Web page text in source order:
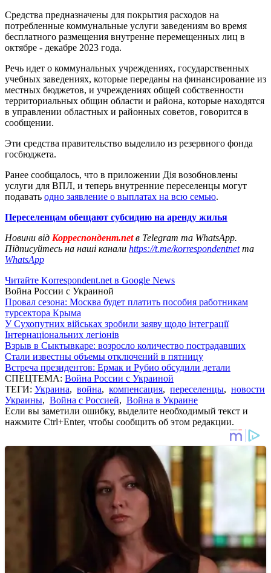
Средства предназначены для покрытия расходов на
потребленные коммунальные услуги заведениям во время
бесплатного размещения внутренне перемещенных лиц в
октябре - декабре 2023 года.
Речь идет о коммунальных учреждениях, государственных
учебных заведениях, которые переданы на финансирование из
местных бюджетов, и учреждениях общей собственности
территориальных общин области и района, которые находятся
в управлении областных и районных советов, говорится в
сообщении.
Эти средства правительство выделило из резервного фонда
госбюджета.
Ранее сообщалось, что в приложении Дія возобновлены
услуги для ВПЛ, и теперь внутренние переселенцы могут
подавать одно заявление о выплатах на всю семью.
Переселенцам обещают субсидию на аренду жилья
Новини від Корреспондент.netв Telegram та WhatsApp.
Підписуйтесь на наші канали https://t.me/korrespondentnetта
WhatsApp
Читайте Korrespondent.net в Google News
Война России с Украиной
Провал сезона: Москва будет платить пособия работникам
турсектора Крыма
У Сухопутних військах зробили заяву щодо інтеграції
Інтернаціональних легіонів
Взрыв в Сыктывкаре: возросло количество пострадавших
Стали известны объемы отключений в пятницу
Встреча президентов: Ермак и Рубио обсудили детали
СПЕЦТЕМА: Война России с Украиной
ТЕГИ: Украина, война, компенсация, переселенцы, новости
Украины, Война с Россией, Война в Украине
Если вы заметили ошибку, выделите необходимый текст и
нажмите Ctrl+Enter, чтобы сообщить об этом редакции.